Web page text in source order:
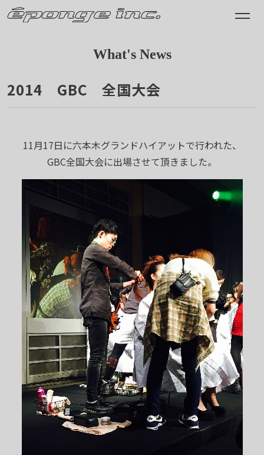
What's News
2014 GBC 全国大会
11月17日に六本木グランドハイアットで行われた、
GBC全国大会に出場させて頂きました。